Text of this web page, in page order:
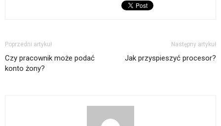
Poprzedni artykuł
Czy pracownik może podać
konto żony?
Następny artykuł
Jak przyspieszyć procesor?